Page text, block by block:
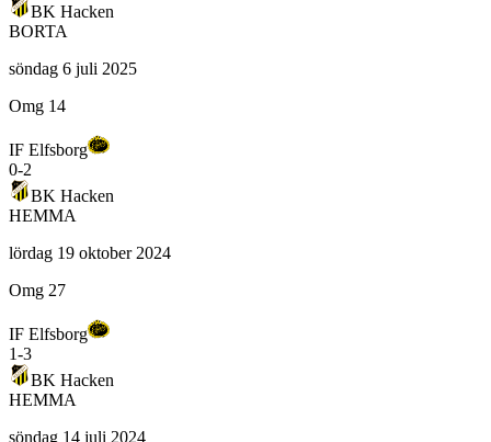
BK Hacken
BORTA
söndag 6 juli 2025
Omg 14
IF Elfsborg
0-2
BK Hacken
HEMMA
lördag 19 oktober 2024
Omg 27
IF Elfsborg
1-3
BK Hacken
HEMMA
söndag 14 juli 2024